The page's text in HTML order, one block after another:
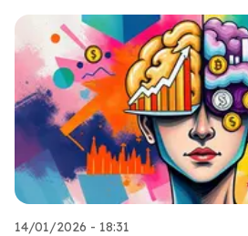
14/01/2026 - 18:31